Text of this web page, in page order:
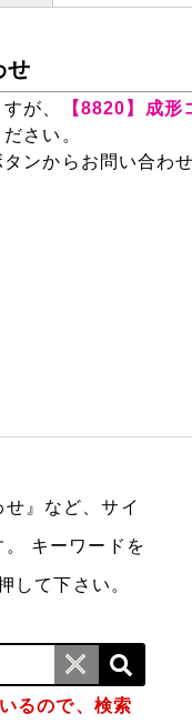
せ
が、 【8820】成形
さい。
ンからお問い合わ
』など、サイ
キーワードを
して下さい。
るので、検索